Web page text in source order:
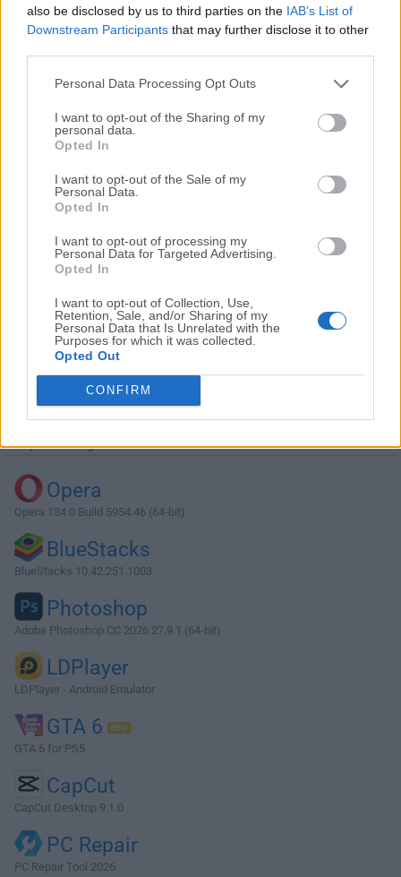
also be disclosed by us to third parties on the IAB’s List of
Downstream Participants that may further disclose it to other
Personal Data Processing Opt Outs
I want to opt-out of the Sharing of my
personal data.
Opted In
I want to opt-out of the Sale of my
Personal Data.
Opted In
I want to opt-out of processing my
Personal Data for Targeted Advertising.
Opted In
I want to opt-out of Collection, Use,
Retention, Sale, and/or Sharing of my
Personal Data that Is Unrelated with the
Purposes for which it was collected.
Opted Out
CONFIRM
Si tienes alguna pregunta o idea que desees compartir
Descargar Simple Sticky Notes 5.1.1
¿Por qué se publica esta aplicación en Filehorse? (
información)
Top Descargas
Opera
Opera 134.0 Build 5954.46 (64-bit)
BlueStacks
BlueStacks 10.42.251.1003
Photoshop
Adobe Photoshop CC 2026 27.9.1 (64-bit)
LDPlayer
LDPlayer - Android Emulator
GTA 6
GTA 6 for PS5
CapCut
CapCut Desktop 9.1.0
PC Repair
PC Repair Tool 2026